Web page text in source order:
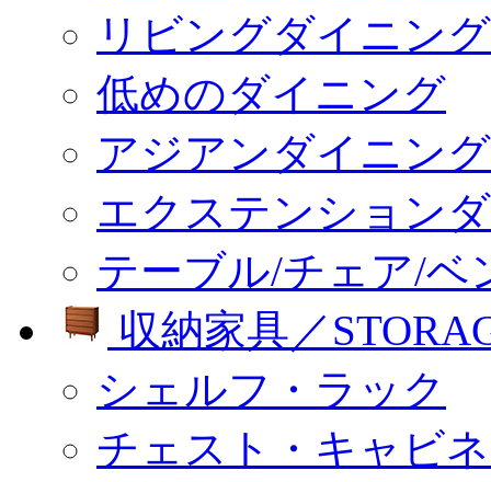
リビングダイニン
低めのダイニング
アジアンダイニング
エクステンション
テーブル/チェア/ベ
収納家具／
シェルフ・ラック
チェスト・キャビ